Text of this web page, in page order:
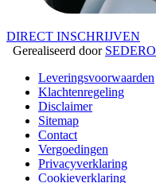
DIRECT INSCHRIJVEN
Gerealiseerd door SEDERO
Leveringsvoorwaarden
Klachtenregeling
Disclaimer
Sitemap
Contact
Vergoedingen
Privacyverklaring
Cookieverklaring